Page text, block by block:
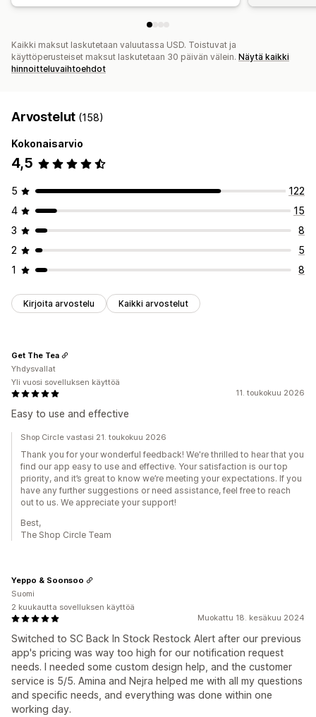
Kaikki maksut laskutetaan valuutassa USD. Toistuvat ja
käyttöperusteiset maksut laskutetaan 30 päivän välein. Näytä kaikki
hinnoitteluvaihtoehdot
Arvostelut (158)
Kokonaisarvio
4,5
5
122
4
15
3
8
2
5
1
8
Kirjoita arvostelu Kaikki arvostelut
11. toukokuu 2026
Easy to use and effective
Get The Tea
Yhdysvallat
Yli vuosi sovelluksen käyttöä
Shop Circle vastasi 21. toukokuu 2026
Thank you for your wonderful feedback! We're thrilled to hear that you
find our app easy to use and effective. Your satisfaction is our top
priority, and it’s great to know we’re meeting your expectations. If you
have any further suggestions or need assistance, feel free to reach
out to us. We appreciate your support!
Best,
The Shop Circle Team
Muokattu 18. kesäkuu 2024
Switched to SC Back In Stock Restock Alert after our previous
app's pricing was way too high for our notification request
needs. I needed some custom design help, and the customer
service is 5/5. Amina and Nejra helped me with all my questions
and specific needs, and everything was done within one
working day.
Yeppo & Soonsoo
Suomi
2 kuukautta sovelluksen käyttöä